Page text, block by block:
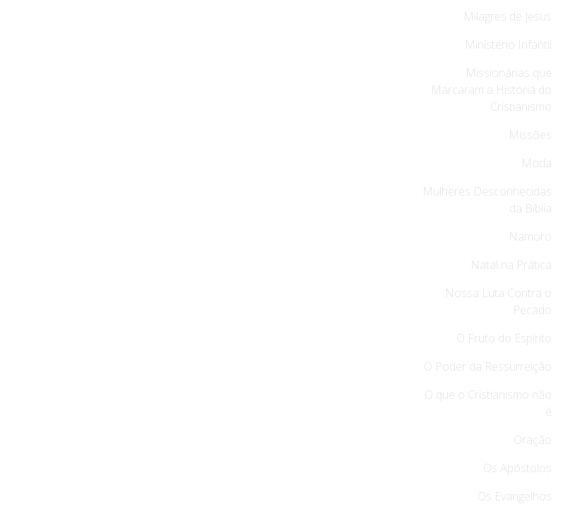
Milagres de Jesus
Ministério Infantil
Missionárias que
Marcaram a História do
Cristianismo
Missões
Moda
Mulheres Desconhecidas
da Bíblia
Namoro
Natal na Prática
Nossa Luta Contra o
Pecado
O Fruto do Espírito
O Poder da Ressurreição
O que o Cristianismo não
é
Oração
Os Apóstolos
Os Evangelhos